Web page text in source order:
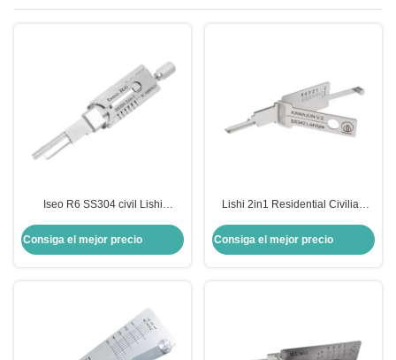
Iseo R6 SS304 civil Lishi
cerraduras 2 en 1 herramientas
de cerrajería de automóviles
Consiga el mejor precio
Lishi 2in1 Residential Civilian
Tool(SS342) Reader for japan
KAWAJUN Locksmith Tools
Consiga el mejor precio